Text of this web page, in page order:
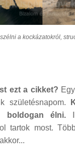
a kockázatokról,
ezt a cikket?
születésnapom.
élni.
tartok most.